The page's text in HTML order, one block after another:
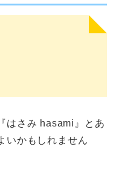
はさみ hasami』とあ
いかもしれません